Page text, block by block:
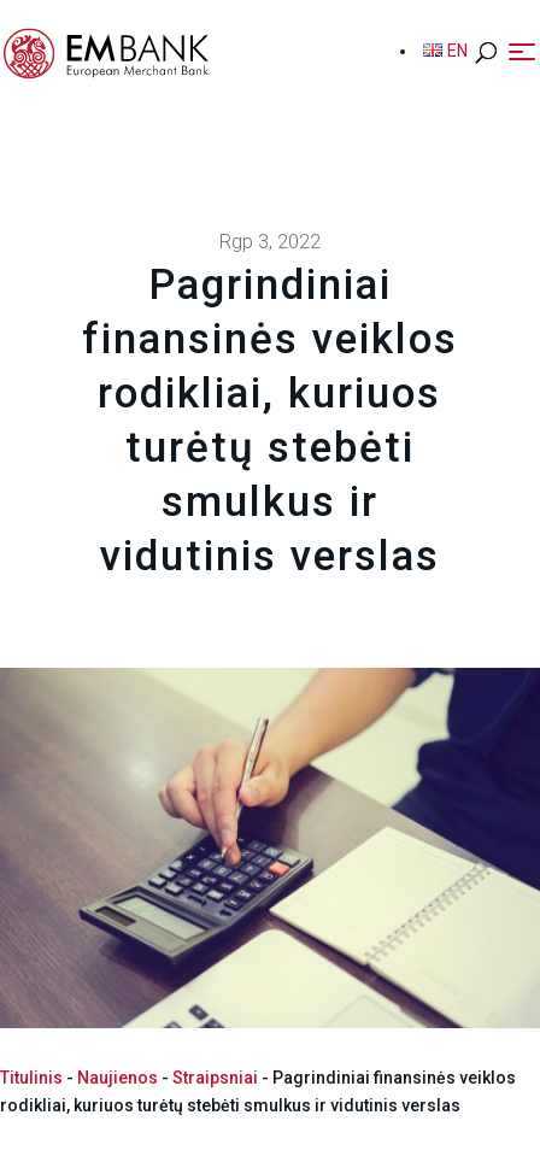
EN
EN
Rgp 3, 2022
Pagrindiniai
finansinės veiklos
rodikliai, kuriuos
turėtų stebėti
smulkus ir
vidutinis verslas
Titulinis - Naujienos - Straipsniai - Pagrindiniai finansinės veiklos
rodikliai, kuriuos turėtų stebėti smulkus ir vidutinis verslas